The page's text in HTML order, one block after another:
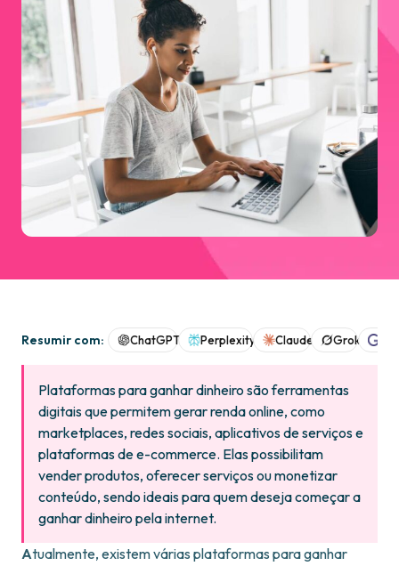
Resumir com: ChatGPT Perplexity Claude Grok
Plataformas para ganhar dinheiro são ferramentas
digitais que permitem gerar renda online, como
marketplaces, redes sociais, aplicativos de serviços e
plataformas de e-commerce. Elas possibilitam
vender produtos, oferecer serviços ou monetizar
conteúdo, sendo ideais para quem deseja começar a
ganhar dinheiro pela internet.
Atualmente, existem várias plataformas para ganhar